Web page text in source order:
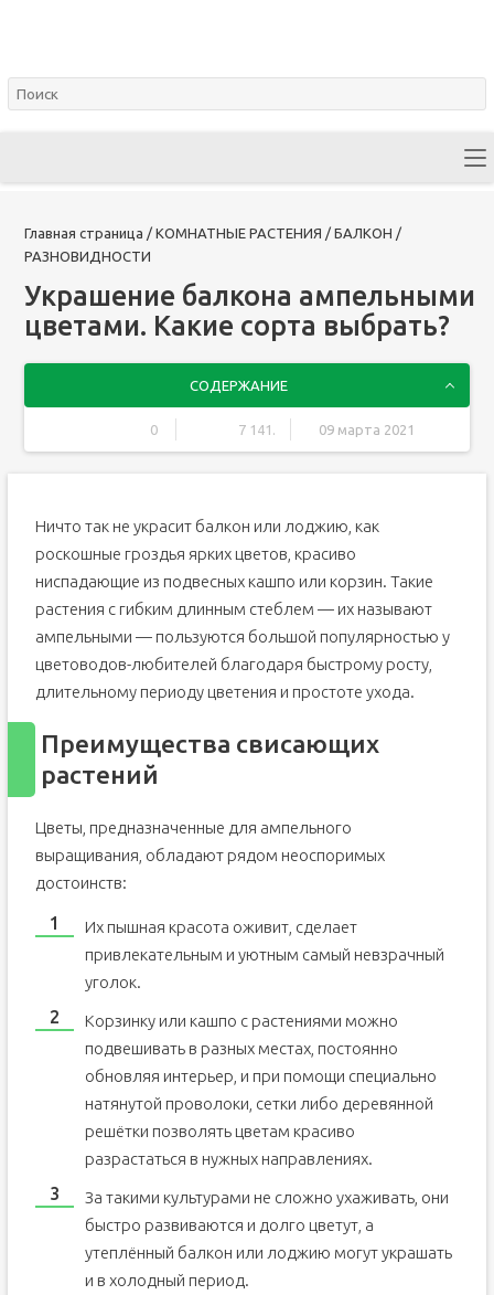
Главная страница / КОМНАТНЫЕ РАСТЕНИЯ / БАЛКОН /
РАЗНОВИДНОСТИ
Украшение балкона ампельными
цветами. Какие сорта выбрать?
СОДЕРЖАНИЕ
0 7 141. 09 марта 2021
Ничто так не украсит балкон или лоджию, как
роскошные гроздья ярких цветов, красиво
ниспадающие из подвесных кашпо или корзин. Такие
растения с гибким длинным стеблем — их называют
ампельными — пользуются большой популярностью у
цветоводов-любителей благодаря быстрому росту,
длительному периоду цветения и простоте ухода.
Преимущества свисающих
растений
Цветы, предназначенные для ампельного
выращивания, обладают рядом неоспоримых
достоинств:
Их пышная красота оживит, сделает
привлекательным и уютным самый невзрачный
уголок.
Корзинку или кашпо с растениями можно
подвешивать в разных местах, постоянно
обновляя интерьер, и при помощи специально
натянутой проволоки, сетки либо деревянной
решётки позволять цветам красиво
разрастаться в нужных направлениях.
За такими культурами не сложно ухаживать, они
быстро развиваются и долго цветут, а
утеплённый балкон или лоджию могут украшать
и в холодный период.